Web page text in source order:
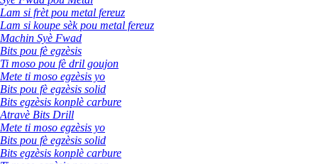
Lam si frèt pou metal fereuz
Lam si koupe sèk pou metal fereuz
Machin Syè Fwad
Bits pou fè egzèsis
Ti moso pou fè dril goujon
Mete ti moso egzèsis yo
Bits pou fè egzèsis solid
Bits egzèsis konplè carbure
Atravè Bits Drill
Mete ti moso egzèsis yo
Bits pou fè egzèsis solid
Bits egzèsis konplè carbure